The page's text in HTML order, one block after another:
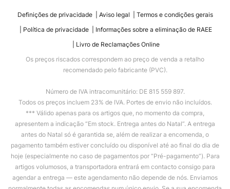
Definições de privacidade Aviso legal
Termos e condições gerais
Política de privacidade
Informações sobre a eliminação de RAEE
Livro de Reclamações Online
Os preços riscados correspondem ao preço de venda a retalho
recomendado pelo fabricante (PVC).
Número de IVA intracomunitário: DE 815 559 897.
Todos os preços incluem 23% de IVA. Portes de envio não incluídos.
*** Válido apenas para os artigos que, no momento da compra,
apresentem a indicação “Em stock. Entrega antes do Natal”. A entrega
antes do Natal só é garantida se, além de realizar a encomenda, o
pagamento também estiver concluído ou disponível até ao final do dia de
hoje (especialmente no caso de pagamentos por “Pré-pagamento”). Para
artigos volumosos, a transportadora entrará em contacto consigo para
agendar a entrega — este agendamento não depende de nós. Enviamos